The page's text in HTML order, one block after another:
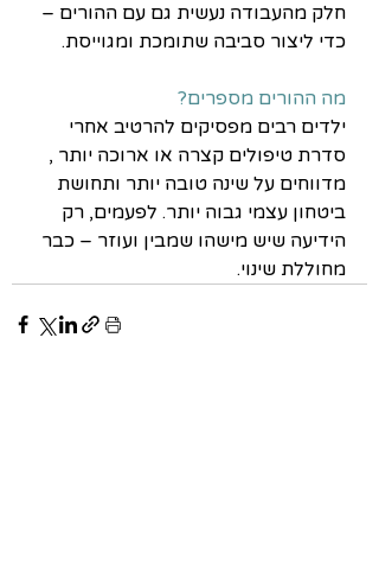
חלק מהעבודה נעשית גם עם ההורים –
כדי ליצור סביבה שתומכת ומגוייסת.
מה ההורים מספרים?
ילדים רבים מפסיקים להרטיב אחרי
סדרת טיפולים קצרה או ארוכה יותר ,
מדווחים על שינה טובה יותר ותחושת
ביטחון עצמי גבוה יותר. לפעמים, רק
הידיעה שיש מישהו שמבין ועוזר – כבר
מחוללת שינוי.